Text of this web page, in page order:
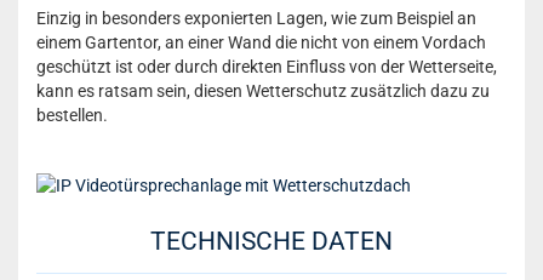
Einzig in besonders exponierten Lagen, wie zum Beispiel an
einem Gartentor, an einer Wand die nicht von einem Vordach
geschützt ist oder durch direkten Einfluss von der Wetterseite,
kann es ratsam sein, diesen Wetterschutz zusätzlich dazu zu
bestellen.
TECHNISCHE DATEN